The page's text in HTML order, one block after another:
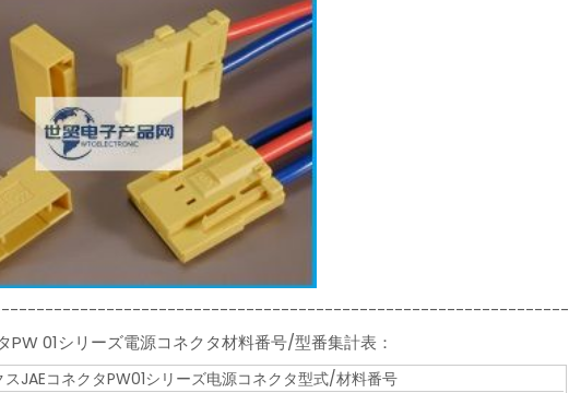
01シリーズ電源コネクタ材料番号/型番集計表：
JAEコネクタPW01シリーズ电源コネクタ型式/材料番号